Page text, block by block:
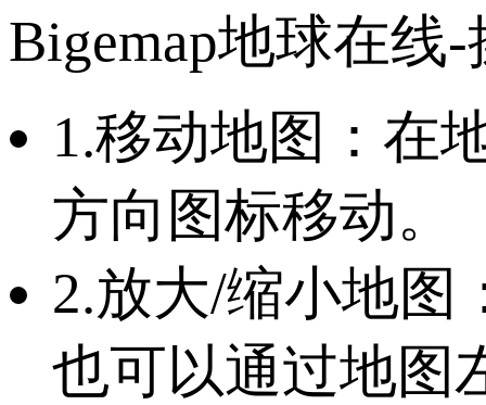
Bigemap地球在线
1.移动地图：在
方向图标移动。
2.放大/缩小地图
也可以通过地图